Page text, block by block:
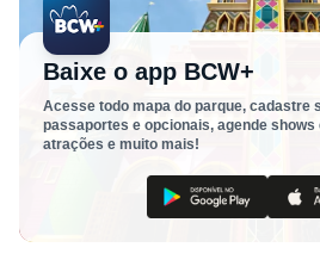
Baixe o app BCW+
Acesse todo mapa do parque, cadastre
passaportes e opcionais, agende shows
atrações e muito mais!